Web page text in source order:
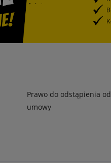
Prawo do odstąpienia od
umowy